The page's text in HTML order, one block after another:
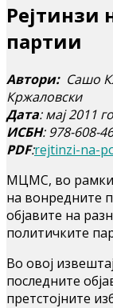
Рејтинзи
партии
Автори:Сашо
Кржаловски
Дата: мај 2011
ИСБН: 978-608-
PDF:rejtinzi-na-
МЦМС, во
на вонредните
објавите на
политичките
Во овој
последните
претстојните